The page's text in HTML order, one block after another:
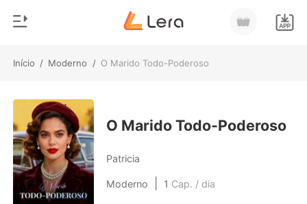
Início / Moderno / O Marido Todo-Poderoso
Loja
Histórico
Sair
Gênero
Moderno
Lobisomem
Contos
O Marido Todo-Poderoso
Patricia
Moderno 1 Cap. / dia